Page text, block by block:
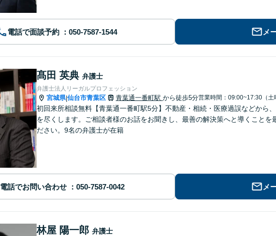
電話で面談予約 メ
髙田 英典 弁護士
弁護士法人リーガルプロフェッション
宮城県|仙台市青葉区 青葉通一番町駅 から徒歩5分営業時間：09:00~17:30（土
初回来所相談無料【青葉通一番町駅5分】不動産・相続・医療過誤などから
を尽くします。ご相談者様のお話をお聞きし、最善の解決策へと導くことを
ださい。9名の弁護士が在籍
電話でお問い合わせ メ
林屋 陽一郎 弁護士